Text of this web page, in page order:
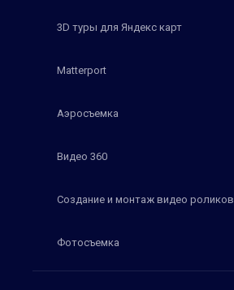
3D туры для Яндекс карт
Matterport
Аэросъемка
Видео 360
Создание и монтаж видео роликов
Фотосъемка